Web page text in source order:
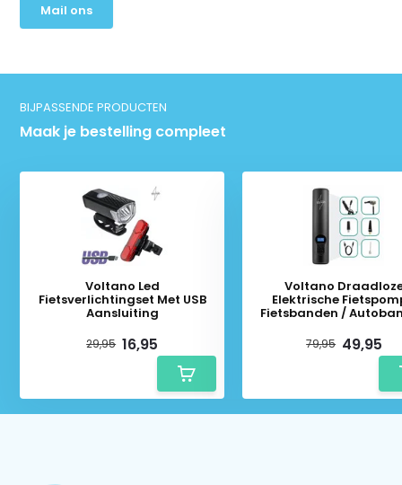
Mail ons
BIJPASSENDE PRODUCTEN
Maak je bestelling compleet
Voltano Led
Fietsverlichtingset Met USB
Aansluiting
29,95 16,95
Voltano
Elektrische
Fietsbanden /
79,95 49,95